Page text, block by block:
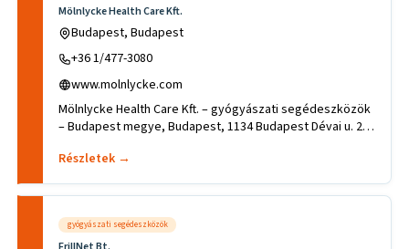
Mölnlycke Health Care Kft.
Budapest, Budapest
+36 1/477-3080
www.molnlycke.com
Mölnlycke Health Care Kft. – gyógyászati segédeszközök
– Budapest megye, Budapest, 1134 Budapest Dévai u. 26-
Részletek →
gyógyászati segédeszközök